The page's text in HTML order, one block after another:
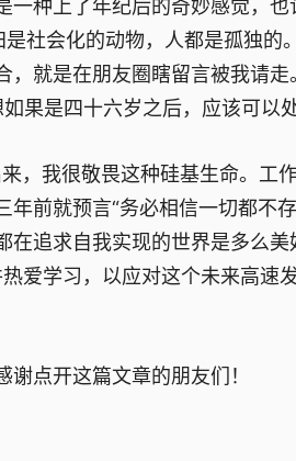
种上了年纪后的奇妙感觉，
社会化的动物，人都是孤独的
就是在朋友圈瞎留言被我请
果是四十六岁之后，应该可以
，我很敬畏这种硅基生命。工
前就预言“务必相信一切都不
追求自我实现的世界是多么美
爱学习，以应对这个未来高速
点开这篇文章的朋友们！